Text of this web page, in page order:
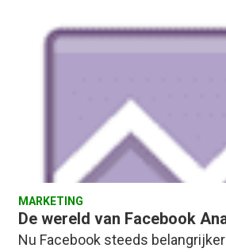
MARKETING
De wereld van Facebook
Nu Facebook steeds